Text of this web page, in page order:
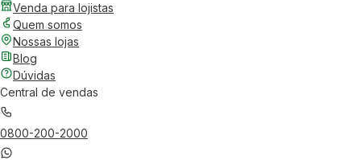
Venda para lojistas
Quem somos
Nossas lojas
Blog
Dúvidas
Central de vendas
0800-200-2000